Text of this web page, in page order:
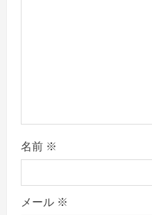
名前 ※
メール ※